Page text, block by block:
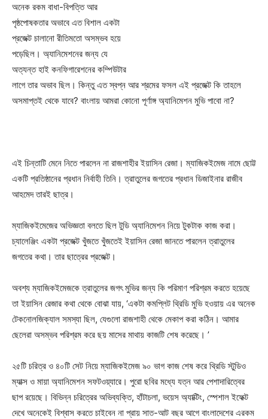
Champs21
অনেক রকম বাধা-বিপত্তি আর
পৃষ্ঠপোষকতার অভাবে এত বিশাল একটা
প্রজেক্ট চালানো রীতিমতো অসম্ভব হয়ে
পড়েছিল। অ্যানিমেশনের জন্য যে
অত্যন্ত হাই কনফিগারেশনের কম্পিউটার
লাগে তার অভাব ছিল। কিন্তু এত স্বপ্ন আর শ্রমের ফসল এই প্রজেক্ট কি তাহলে
অসমাপ্তই থেকে যাবে? বাংলায় আমরা কোনো পূর্ণাঙ্গ অ্যানিমেশন মুভি পাবো না?
এই চিন্তাটি মেনে নিতে পারলেন না রাজশাহীর ইয়াসিন রেজা। ম্যাজিকইমেজ নামে ছোট্ট
একটি প্রতিষ্ঠানের প্রধান নির্বাহী তিনি। ত্রাতুলের জগতের প্রধান ডিজাইনার রাজীব
আহমেদ তারই ছাত্র।
ম্যাজিকইমেজের অভিজ্ঞতা বলতে ছিল টুডি অ্যানিমেশন নিয়ে টুকটাক কাজ করা।
চ্যালেঞ্জিং একটা প্রজেক্ট খুঁজতে খুঁজতেই ইয়াসিন রেজা জানতে পারলেন ত্রাতুলের
জগতের কথা। তার ছাত্রের প্রজেক্ট।
অবশ্য ম্যাজিকইমেজকেত্রাতুলের জগৎ মুভির জন্য কি পরিমাণ পরিশ্রম করতে হয়েছে
তা ইয়াসিন রেজার কথা থেকে বোঝা যায়, ‘একটা কমপ্লিট থ্রিডি মুভি হওয়ায় এর অনেক
টেকনোলজিক্যাল সমস্যা ছিল, যেগুলো রাজশাহী থেকে মেকাপ করা কঠিন। আমার
ছেলেরা অসম্ভব পরিশ্রম করে ছয় মাসের মাথায় কাজটি শেষ করেছে। ’
২৫টি চরিত্র ও ৪০টি সেট নিয়ে ম্যাজিকইমেজ ৯০ ভাগ কাজ শেষ করে থ্রিডি স্টুডিও
ম্যাক্স ও মায়া অ্যানিমেশন সফটওয়্যারে। পুরো ছবির মধ্যে যত্ন আর পেশাদারিত্বের
ছাপ রয়েছে। বিভিন্ন চরিত্রের অভিব্যক্তি, হাঁটাচলা, ভয়েস অ্যাক্টিং, স্পেশাল ইফেক্ট
দেখে অনেকেই বিশ্বাস করতে চাইবেন না প্রায় সাত-আট বছর আগে বাংলাদেশের এরকম